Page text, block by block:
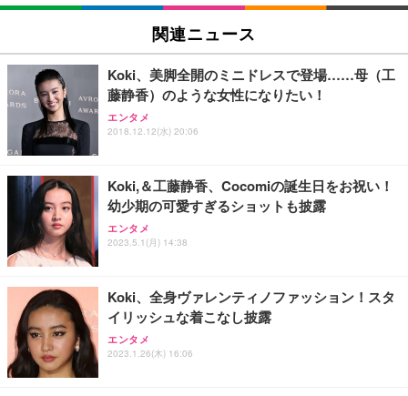
関連ニュース
Koki、美脚全開のミニドレスで登場……母（工
藤静香）のような女性になりたい！
エンタメ
2018.12.12(水) 20:06
Koki,＆工藤静香、Cocomiの誕生日をお祝い！
幼少期の可愛すぎるショットも披露
エンタメ
2023.5.1(月) 14:38
Koki、全身ヴァレンティノファッション！スタ
イリッシュな着こなし披露
エンタメ
2023.1.26(木) 16:06